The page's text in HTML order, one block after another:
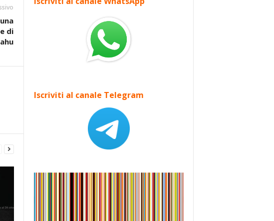
di
Iscriviti al canale Telegram